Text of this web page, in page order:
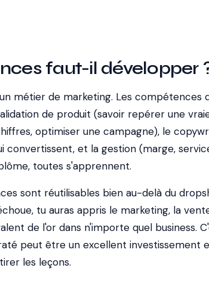
faut-il développer
métier de marketing. Les compétences
de produit (savoir repérer une
optimiser une campagne), le
convertissent, et la gestion (marge,
toutes s'apprennent.
sont réutilisables bien au-delà du
tu auras appris le marketing, la
de l'or dans n'importe quel business.
peut être un excellent investissement
les leçons.